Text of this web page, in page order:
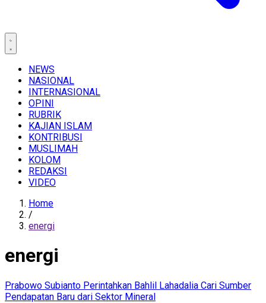
NEWS
NASIONAL
INTERNASIONAL
OPINI
RUBRIK
KAJIAN ISLAM
KONTRIBUSI
MUSLIMAH
KOLOM
REDAKSI
VIDEO
Home
/
energi
energi
Prabowo Subianto Perintahkan Bahlil Lahadalia Cari Sumber
Pendapatan Baru dari Sektor Mineral